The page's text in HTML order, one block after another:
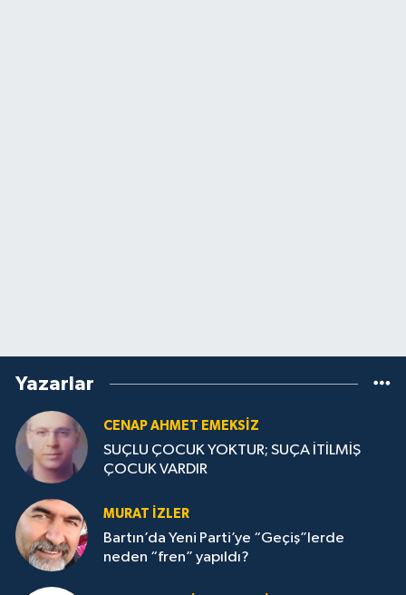
Yazarlar
CENAP AHMET EMEKSİZ
SUÇLU ÇOCUK YOKTUR; SUÇA İTİLMİŞ
ÇOCUK VARDIR
MURAT İZLER
Bartın’da Yeni Parti’ye “Geçiş”lerde
neden “fren” yapıldı?